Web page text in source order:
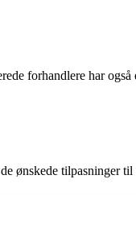
forhandlere har også
ønskede tilpasninger til